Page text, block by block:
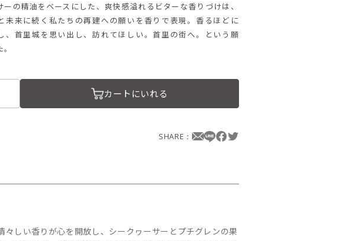
ーの精油をベースにした、爽快感溢れるビターな香りづけは、
未来に続く私たちの再建への願いを香りで表現。香るほどに
、首里城を思い出し、訪れてほしい。首里の街へ。という願
カートにいれる
SHARE：
々しい香りが心を開放し、シークヮーサーとプチグレンの果